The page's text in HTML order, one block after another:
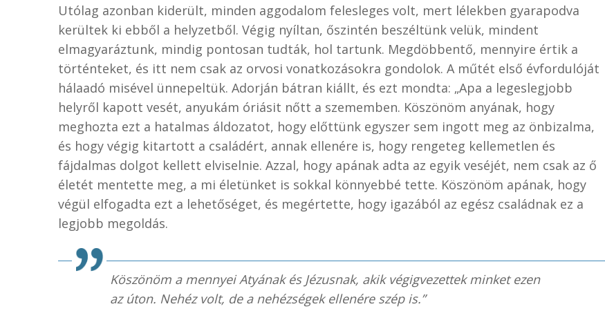
Utólag azonban kiderült, minden aggodalom felesleges volt, mert lélekben gyarapodva
kerültek ki ebből a helyzetből. Végig nyíltan, őszintén beszéltünk velük, mindent
elmagyaráztunk, mindig pontosan tudták, hol tartunk. Megdöbbentő, mennyire értik a
történteket, és itt nem csak az orvosi vonatkozásokra gondolok. A műtét első évfordulóját
hálaadó misével ünnepeltük. Adorján bátran kiállt, és ezt mondta: „Apa a legeslegjobb
helyről kapott vesét, anyukám óriásit nőtt a szememben. Köszönöm anyának, hogy
meghozta ezt a hatalmas áldozatot, hogy előttünk egyszer sem ingott meg az önbizalma,
és hogy végig kitartott a családért, annak ellenére is, hogy rengeteg kellemetlen és
fájdalmas dolgot kellett elviselnie. Azzal, hogy apának adta az egyik veséjét, nem csak az ő
életét mentette meg, a mi életünket is sokkal könnyebbé tette. Köszönöm apának, hogy
végül elfogadta ezt a lehetőséget, és megértette, hogy igazából az egész családnak ez a
legjobb megoldás.
Köszönöm a mennyei Atyának és Jézusnak, akik végigvezettek minket ezen
az úton. Nehéz volt, de a nehézségek ellenére szép is.”